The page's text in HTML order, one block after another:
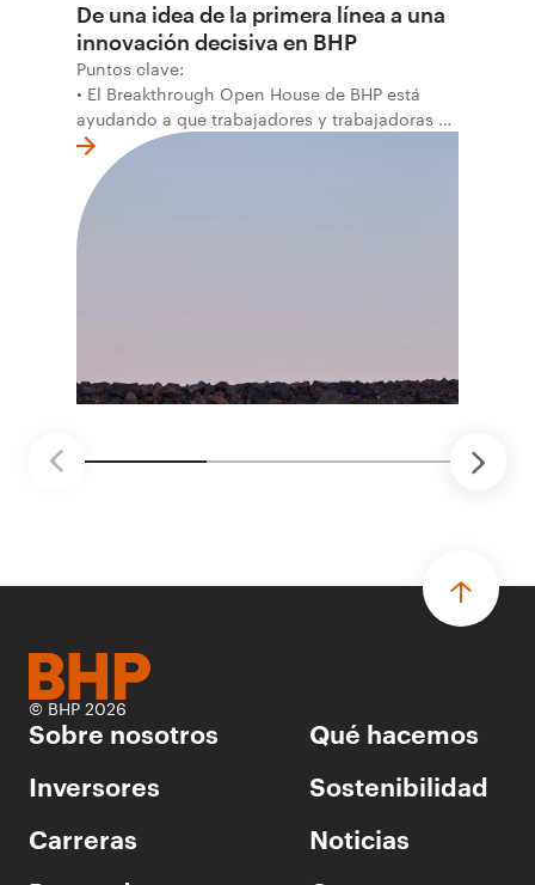
De una idea de la primera línea a una
innovación decisiva en BHP
Puntos clave:
• El Breakthrough Open House de BHP está
ayudando a que trabajadores y trabajadoras de
la primera línea conviertan ideas prácticas en
soluciones probadas que pueden hacer el
trabajo más seguro, inteligente y productivo.
• El primer programa interno de innovación
recibió cerca de 1.000 postulaciones de
mantenimiento robótico, limpieza submarina y
© BHP 2026
Sobre nosotros
Qué hacemos
Inversores
Sostenibilidad
Carreras
Noticias